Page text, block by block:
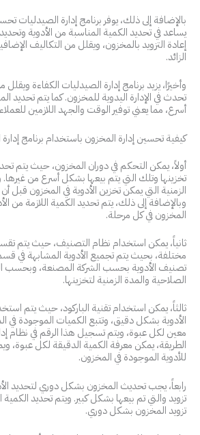
بالإضافة إلى ذلك، يوفر برنامج إدارة الصيدليات
يساعد في تحديد الكمية المناسبة من الأدوية
إعادة التزويد بالمخزون، ويقلل من التكاليف
الزائد.
وأخيرًا، يزيد برنامج إدارة الصيدليات الكفاءة
تحدث في الإدارة اليدوية للمخزون. كما يتم تحديد
أسرع، مما يعني توفير الوقت والجهد اللازمين
كيفية تحسين إدارة المخزون باستخدام برنامج
أولاً، يمكن التحكم في دوران المخزون، حيث يتم
تخزينها وتلك التي يتم بيعها بشكل أسرع من غيرها.
الزمنية التي يمكن تخزين الأدوية في المخزون قبل
وبالإضافة إلى ذلك، يتم تحديد الكمية اللازمة من
المخزون في كل مرحلة.
ثانياً، يمكن استخدام نظام التصنيف، حيث يتم
مختلفة، بحيث يتم تجميع الأدوية المشابهة في
تصنيف الأدوية بحسب الشركة المصنعة، وبحسب
الصلاحية والمدة الزمنية لتخزينها.
ثالثاً، يمكن استخدام تقنية الباركود، حيث يتم
الأدوية بشكل دقيق، وتتبع الكميات الموجودة في
معين لكل عبوة، ويتم تسجيل هذا الرقم في نظام
الطريقة، يمكن معرفة الكمية الدقيقة لكل عبوة،
للأدوية الموجودة في المخزون.
رابعاً، يجب تحديث المخزون بشكل دوري لتحديد
تزويد والتي تم بيعها بشكل كبير. ويتم تحديد الكمية
تزويد المخزون بشكل دوري.